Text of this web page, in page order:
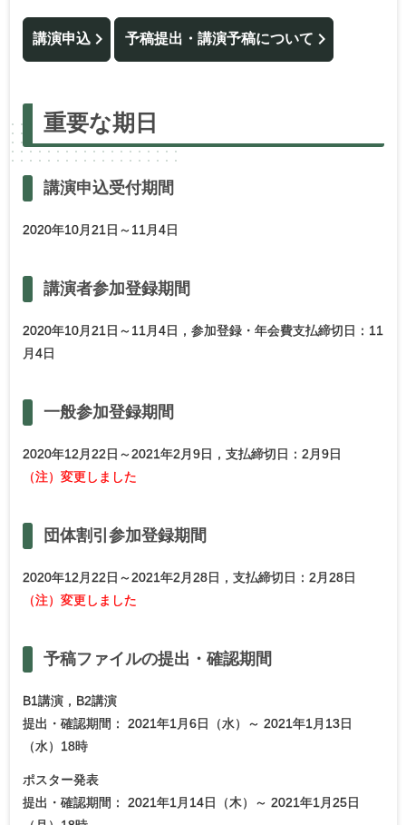
講演申込 予稿提出・講演予稿について
重要な期日
講演申込受付期間
2020年10月21日～11月4日
講演者参加登録期間
2020年10月21日～11月4日，参加登録・年会費支払締切日：11
月4日
一般参加登録期間
2020年12月22日～2021年2月9日，支払締切日：2月9日
（注）変更しました
団体割引参加登録期間
2020年12月22日～2021年2月28日，支払締切日：2月28日
（注）変更しました
予稿ファイルの提出・確認期間
B1講演，B2講演
提出・確認期間： 2021年1月6日（水）～ 2021年1月13日
（水）18時
ポスター発表
提出・確認期間： 2021年1月14日（木）～ 2021年1月25日